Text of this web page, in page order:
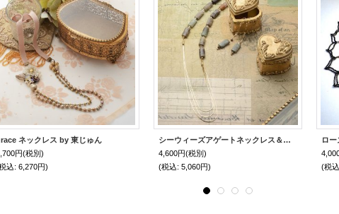
ネックレス by 東じゅん
円(税別)
込: 6,270円)
シーウィーズアゲートネックレス＆ピアス by hiro
4,600円(税別)
(税込: 5,060円)
ロ
(税込